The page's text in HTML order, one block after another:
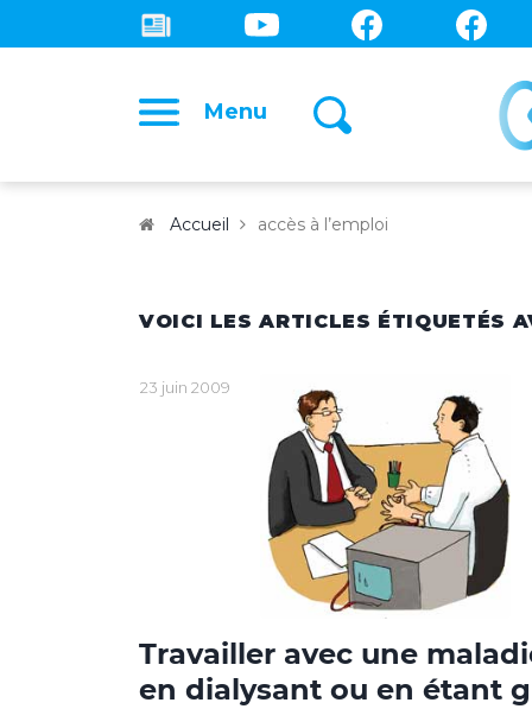
Menu
Accueil accès à l’emploi
VOICI LES ARTICLES ÉTIQUETÉS
23 juin 2009
Travailler avec une
en dialysant ou en étant